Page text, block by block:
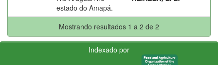
estado do Amapá.
Mostrando resultados 1 a 2 de 2
Indexado por